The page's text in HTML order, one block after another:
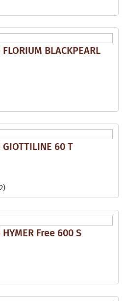
BLACKPEARL
60 T
Free 600 S